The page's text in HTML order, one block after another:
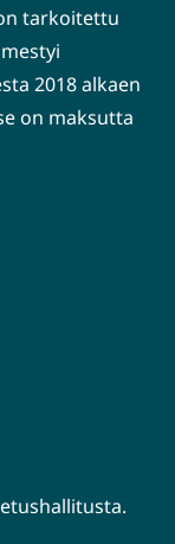
tarkoitettu
2018 alkaen
on maksutta